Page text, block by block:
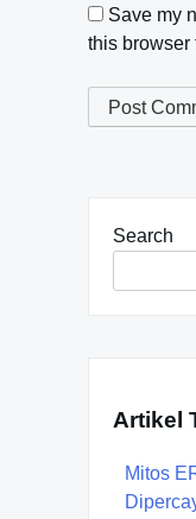
Save my
this browser
Search
Artikel
Mitos